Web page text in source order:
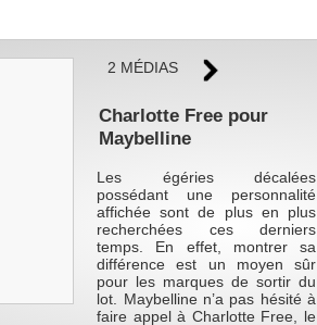
2 MÉDIAS
Charlotte Free pour
Maybelline
Les égéries décalées
possédant une personnalité
affichée sont de plus en plus
recherchées ces derniers
temps. En effet, montrer sa
différence est un moyen sûr
pour les marques de sortir du
lot. Maybelline n’a pas hésité à
faire appel à Charlotte Free, le